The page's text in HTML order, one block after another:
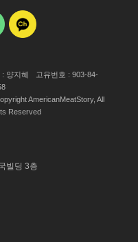
양지혜
고유번호 : 903-84-
AmericanMeatStory, All
Reserved
빌딩 3층